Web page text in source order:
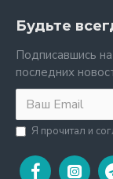
Будьте
Подписавшись
последних
Я прочитал и